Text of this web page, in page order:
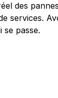
des
services.
se passe.